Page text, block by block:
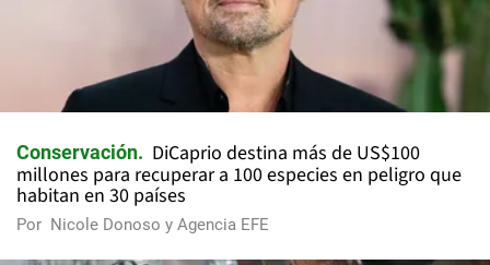
Conservación
DiCaprio destina más de US$100
millones para recuperar a 100 especies en peligro que
habitan en 30 países
Por Nicole Donoso y Agencia EFE